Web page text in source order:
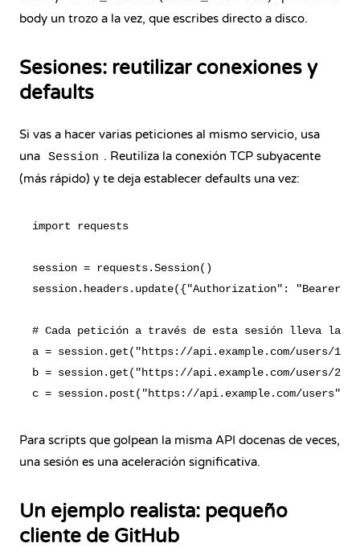
body un trozo a la vez, que escribes directo a disco.
Sesiones: reutilizar conexiones y
defaults
Si vas a hacer varias peticiones al mismo servicio, usa
una Session . Reutiliza la conexión TCP subyacente
(más rápido) y te deja establecer defaults una vez:
import requests
session = requests.Session()
session.headers.update({"Authorization": "Bearer
# Cada petición a través de esta sesión lleva la
a = session.get("https://api.example.com/users/1")
b = session.get("https://api.example.com/users/2")
Para scripts que golpean la misma API docenas de veces,
una sesión es una aceleración significativa.
Un ejemplo realista: pequeño
cliente de GitHub